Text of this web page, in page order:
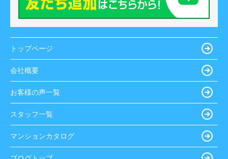
トップページ
会社概要
お客様の声一覧
スタッフ一覧
マンションカタログ